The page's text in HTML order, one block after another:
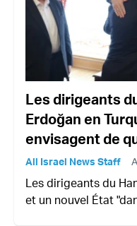
Les dirigeants
Erdoğan en
envisagent de
All Israel News Staff
Les dirigeants du
et un nouvel État